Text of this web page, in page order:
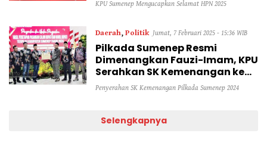
KPU Sumenep Mengucapkan Selamat HPN 2025
Daerah, Politik Jumat, 7 Februari 2025 - 15:36 WIB
Pilkada Sumenep Resmi
Dimenangkan Fauzi-Imam, KPU
Serahkan SK Kemenangan ke
DPRD
Penyerahan SK Kemenangan Pilkada Sumenep 2024
Selengkapnya